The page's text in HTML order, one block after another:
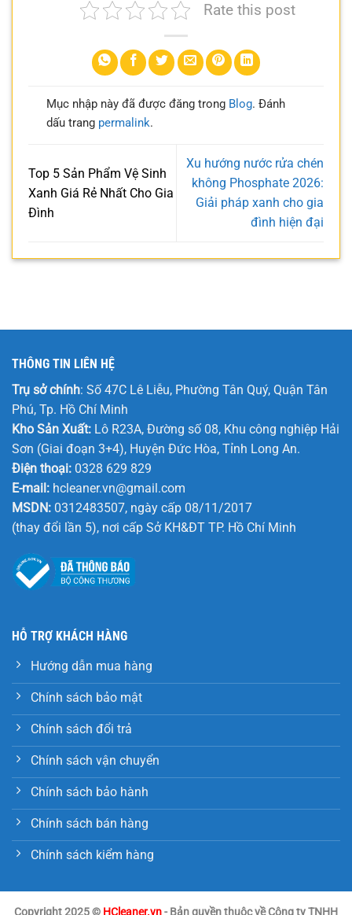
Rate this post
Mục nhập này đã được đăng trong Blog. Đánh
dấu trang permalink.
Top 5 Sản Phẩm Vệ Sinh
Xanh Giá Rẻ Nhất Cho Gia
Đình
Xu hướng nước rửa chén
không Phosphate 2026:
Giải pháp xanh cho gia
đình hiện đại
THÔNG TIN LIÊN HỆ
Trụ sở chính: Số 47C Lê Liễu, Phường Tân Quý, Quận Tân
Phú, Tp. Hồ Chí Minh
Kho Sản Xuất: Lô R23A, Đường số 08, Khu công nghiệp Hải
Sơn (Giai đoạn 3+4), Huyện Đức Hòa, Tỉnh Long An.
Điện thoại: 0328 629 829
E-mail: hcleaner.vn@gmail.com
MSDN: 0312483507, ngày cấp 08/11/2017
(thay đổi lần 5), nơi cấp Sở KH&ĐT TP. Hồ Chí Minh
HỖ TRỢ KHÁCH HÀNG
Hướng dẫn mua hàng
Chính sách bảo mật
Chính sách đổi trả
Chính sách vận chuyển
Chính sách bảo hành
Chính sách bán hàng
Chính sách kiểm hàng